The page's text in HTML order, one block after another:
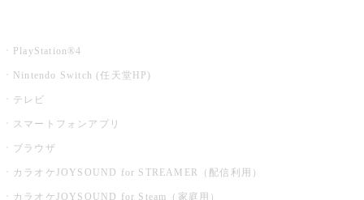
PlayStation®4
Nintendo Switch (任天堂HP)
テレビ
スマートフォンアプリ
ブラウザ
カラオケJOYSOUND for STREAMER（配信利用）
カラオケJOYSOUND for Steam（家庭用）